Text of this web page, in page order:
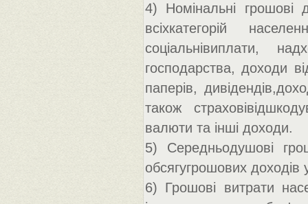
4) Номінальні
всіхкатегорій
соціальнівиплати,
господарства, доходи
паперів,
також
валюти та інші доходи.
5) Середньодушові
обсягугрошових
6) Грошові витрати